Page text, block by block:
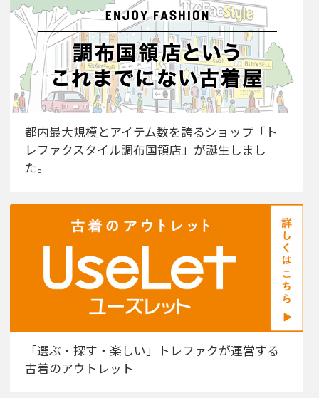
都内最大規模とアイテム数を誇るショップ「ト
レファクスタイル調布国領店」が誕生しまし
た。
「選ぶ・探す・楽しい」トレファクが運営する
古着のアウトレット